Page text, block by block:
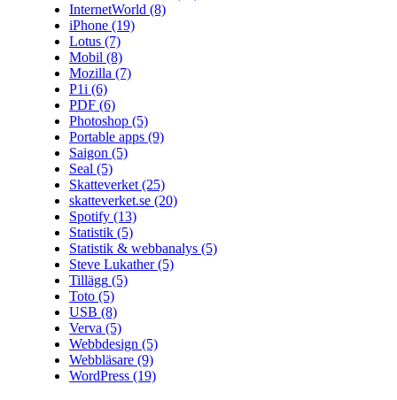
InternetWorld (8)
iPhone (19)
Lotus (7)
Mobil (8)
Mozilla (7)
P1i (6)
PDF (6)
Photoshop (5)
Portable apps (9)
Saigon (5)
Seal (5)
Skatteverket (25)
skatteverket.se (20)
Spotify (13)
Statistik (5)
Statistik & webbanalys (5)
Steve Lukather(5)
Tillägg (5)
Toto (5)
USB (8)
Verva (5)
Webbdesign (5)
Webbläsare (9)
WordPress (19)